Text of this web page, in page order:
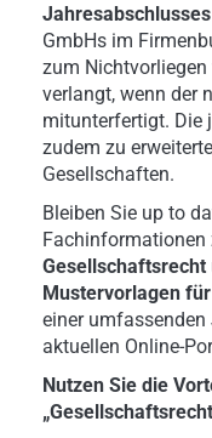
Jahresabschlusses
GmbHs im
zum
verlangt, wenn der
mitunterfertigt. Die
zudem zu
Gesellschaften.
Bleiben Sie up to
Fachinformationen
Gesellschaftsrecht
Mustervorlagen
einer
aktuellen Online-
Nutzen Sie die